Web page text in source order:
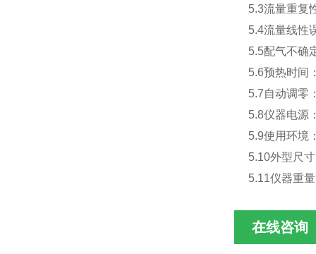
5.3流量重复
5.4流量线性
5.5配气不确
5.6预热时间
5.7自动调零
5.8仪器电源
5.9使用环境
5.10外型尺
5.11仪器重
在线咨询